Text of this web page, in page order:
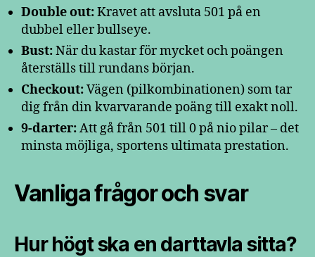
Double out:Kravet att avsluta 501 på en
dubbel eller bullseye.
Bust:När du kastar för mycket och poängen
återställs till rundans början.
Checkout:Vägen (pilkombinationen) som tar
dig från din kvarvarande poäng till exakt noll.
9-darter:Att gå från 501 till 0 på nio pilar – det
minsta möjliga, sportens ultimata prestation.
Vanliga frågor och svar
Hur högt ska en darttavla sitta?